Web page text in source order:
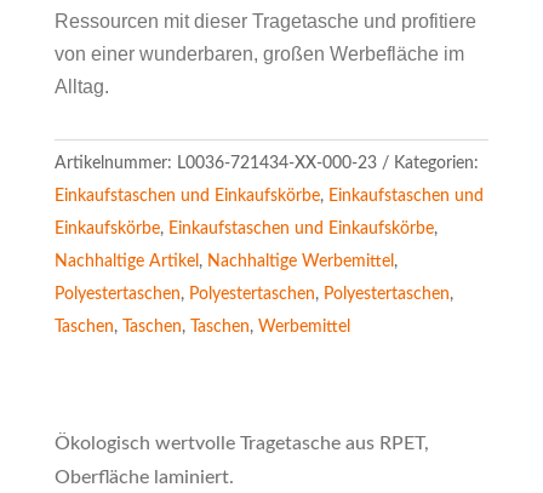
Ressourcen mit dieser Tragetasche und profitiere
von einer wunderbaren, großen Werbefläche im
Alltag.
Artikelnummer: L0036-721434-XX-000-23
Kategorien:
Einkaufstaschen und Einkaufskörbe, Einkaufstaschen und
Einkaufskörbe, Einkaufstaschen und Einkaufskörbe,
Nachhaltige Artikel , Nachhaltige Werbemittel ,
Polyestertaschen, Polyestertaschen, Polyestertaschen,
Taschen, Taschen, Taschen, Werbemittel
Ökologisch wertvolle Tragetasche aus RPET,
Oberfläche laminiert.